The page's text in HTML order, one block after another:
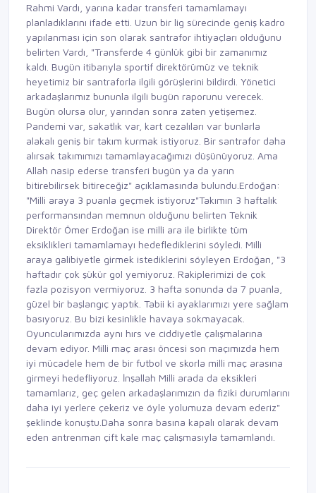
Rahmi Vardı, yarına kadar transferi tamamlamayı
planladıklarını ifade etti. Uzun bir lig sürecinde geniş kadro
yapılanması için son olarak santrafor ihtiyaçları olduğunu
belirten Vardı, "Transferde 4 günlük gibi bir zamanımız
kaldı. Bugün itibarıyla sportif direktörümüz ve teknik
heyetimiz bir santraforla ilgili görüşlerini bildirdi. Yönetici
arkadaşlarımız bununla ilgili bugün raporunu verecek.
Bugün olursa olur, yarından sonra zaten yetişemez.
Pandemi var, sakatlık var, kart cezalıları var bunlarla
alakalı geniş bir takım kurmak istiyoruz. Bir santrafor daha
alırsak takımımızı tamamlayacağımızı düşünüyoruz. Ama
Allah nasip ederse transferi bugün ya da yarın
bitirebilirsek bitireceğiz" açıklamasında bulundu.Erdoğan:
"Milli araya 3 puanla geçmek istiyoruz"Takımın 3 haftalık
performansından memnun olduğunu belirten Teknik
Direktör Ömer Erdoğan ise milli ara ile birlikte tüm
eksiklikleri tamamlamayı hedeflediklerini söyledi. Milli
araya galibiyetle girmek istediklerini söyleyen Erdoğan, "3
haftadır çok şükür gol yemiyoruz. Rakiplerimizi de çok
fazla pozisyon vermiyoruz. 3 hafta sonunda da 7 puanla,
güzel bir başlangıç yaptık. Tabii ki ayaklarımızı yere sağlam
basıyoruz. Bu bizi kesinlikle havaya sokmayacak.
Oyuncularımızda aynı hırs ve ciddiyetle çalışmalarına
devam ediyor. Milli maç arası öncesi son maçımızda hem
iyi mücadele hem de bir futbol ve skorla milli maç arasına
girmeyi hedefliyoruz. İnşallah Milli arada da eksikleri
tamamlarız, geç gelen arkadaşlarımızın da fiziki durumlarını
daha iyi yerlere çekeriz ve öyle yolumuza devam ederiz"
şeklinde konuştu.Daha sonra basına kapalı olarak devam
eden antrenman çift kale maç çalışmasıyla tamamlandı.